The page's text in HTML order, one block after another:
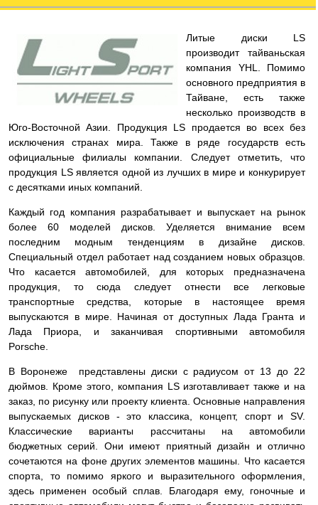
Литые диски LS
производит тайваньская
компания YHL. Помимо
основного предприятия в
Тайване, есть также
несколько производств в
Юго-Восточной Азии. Продукция LS продается во всех без
исключения странах мира. Также в ряде государств есть
официальные филиалы компании. Следует отметить, что
продукция LS является одной из лучших в мире и конкурирует
с десятками иных компаний.
Каждый год компания разрабатывает и выпускает на рынок
более 60 моделей дисков. Уделяется внимание всем
последним модным тенденциям в дизайне дисков.
Специальный отдел работает над созданием новых образцов.
Что касается автомобилей, для которых предназначена
продукция, то сюда следует отнести все легковые
транспортные средства, которые в настоящее время
выпускаются в мире. Начиная от доступных Лада Гранта и
Лада Приора, и заканчивая спортивными автомобиля
Porsche.
В Воронеже представлены диски с радиусом от 13 до 22
дюймов. Кроме этого, компания LS изготавливает также и на
заказ, по рисунку или проекту клиента. Основные направления
выпускаемых дисков - это классика, концепт, спорт и SV.
Классические варианты рассчитаны на автомобили
бюджетных серий. Они имеют приятный дизайн и отлично
сочетаются на фоне других элементов машины. Что касается
спорта, то помимо яркого и выразительного оформления,
здесь применен особый сплав. Благодаря ему, гоночные и